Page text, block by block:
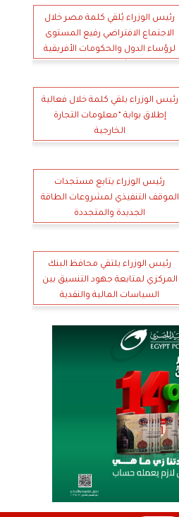
رئيس الوزراء يُلقي كلمة مصر خلال
الاجتماع الافتراضي رفيع المستوى
لرؤساء الدول والحكومات الأفريقية
رئيس الوزراء يلقي كلمة خلال فعالية
إطلاق بوابة ”معلومات التجارة
الخارجية
رئيس الوزراء يتابع مستجدات
الموقف التنفيذي لمشروعات الطاقة
الجديدة والمتجددة
رئيس الوزراء يلتقي محافظ البنك
المركزي لمتابعة جهود التنسيق بين
السياسات المالية والنقدية